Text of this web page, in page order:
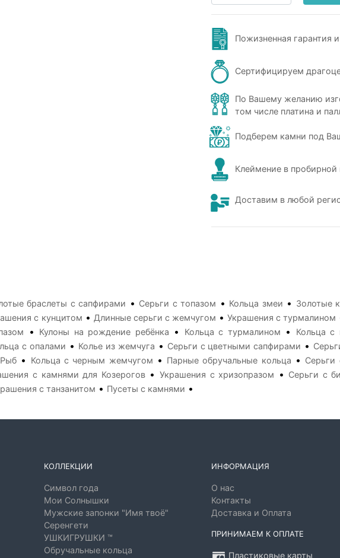
Пожизненная гарантия
Сертифицируем
По Вашему желанию
том числе платина и
Подберем камни под
Клеймение в пробирной
Доставим в любой
браслеты с сапфирами • Серьги с топазом • Кольца змеи • Золотые
с кунцитом • Длинные серьги с жемчугом •Украшения с турмалином
• Кулоны на рождение ребёнка • Кольца с турмалином • Кольца с
с опалами • Колье из жемчуга • Серьги с цветными сапфирами •
• Кольца с черным жемчугом • Парные обручальные кольца • Серьги
с камнями для Козерогов• Украшения с хризопразом • Серьги с
с танзанитом • Пусеты с камнями •
КОЛЛЕКЦИИ
Символ года
Мои Солнышки
Мужские запонки "Имя твоё"
Серенгети
УШКИГРУШКИ ™
Обручальные кольца
ИНФОРМАЦИЯ
О нас
Контакты
Доставка и Оплата
ПРИНИМАЕМ К ОПЛАТЕ
Пластиковые карты